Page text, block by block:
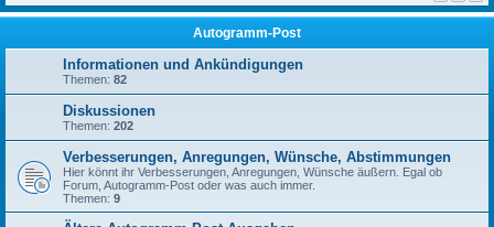
Autogramm-Post
Informationen und Ankündigungen
Themen: 82
Diskussionen
Themen: 202
Verbesserungen, Anregungen, Wünsche, Abstimmungen
Hier könnt ihr Verbesserungen, Anregungen, Wünsche äußern. Egal ob
Forum, Autogramm-Post oder was auch immer.
Themen: 9